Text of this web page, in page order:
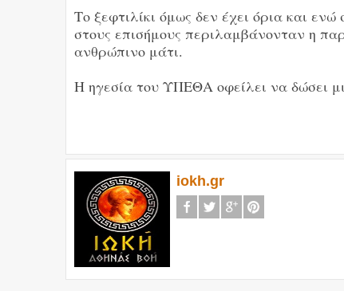
Το ξεφτιλίκι όμως δεν έχει όρια και
στους επισήμους περιλαμβάνονταν η
ανθρώπινο μάτι.
H ηγεσία του ΥΠΕΘΑ οφείλει να δώσει
iokh.gr